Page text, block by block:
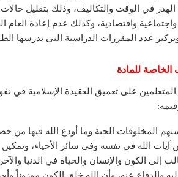
في الوقت والتكاليف، وذلك بتقليل
واقتصادية، وكذلك عدم إعادة العام
عدد المقررات الدراسية التي تدرسها
للمادة
على تعميق العقيدة الإسلامية في
المخلوقات الحية وما أودع الله فيها من
آيات الله في نفسه وفي سائر الأحياء، وتمكين
إلى الكون والإنسان والحياة في الدنيا